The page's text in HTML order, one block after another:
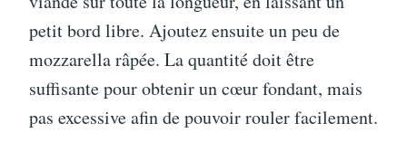
petit bord libre. Ajoutez ensuite un peu de
mozzarella râpée. La quantité doit être
suffisante pour obtenir un cœur fondant, mais
pas excessive afin de pouvoir rouler facilement.